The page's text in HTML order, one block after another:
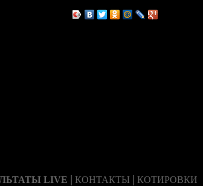
LIVE | КОНТАКТЫ | КОТИРОВКИ